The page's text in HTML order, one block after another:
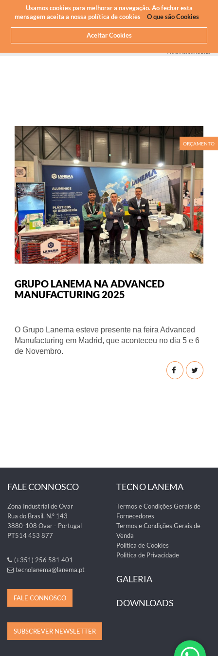
Usamos cookies para melhorar a navegação. Ao fechar esta
mensagem aceita a nossa política de cookies
O que são Cookies
Aceitar Cookies
Newsletter
MANUFACTURING 2025
GRUPO LANEMA NA ADVANCED
MANUFACTURING 2025
O Grupo Lanema esteve presente na feira Advanced
Manufacturing em Madrid, que aconteceu no dia 5 e 6
de Novembro.
ORÇAMENTO
FALE CONNOSCO
Zona Industrial de Ovar
Rua do Brasil, N.º 143
3880-108 Ovar - Portugal
PT514 453 877
(+351) 256 581 401
tecnolanema@lanema.pt
FALE CONNOSCO
TECNO LANEMA
Termos e Condições Gerais de
Fornecedores
Termos e Condições Gerais de
Venda
Política de Cookies
Politica de Privacidade
GALERIA
DOWNLOADS
SUBSCREVER NEWSLETTER